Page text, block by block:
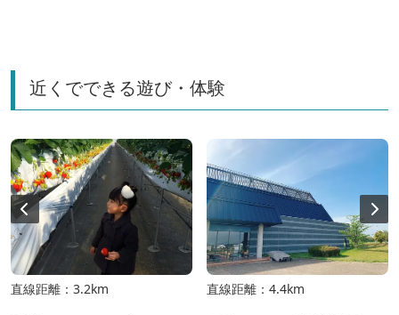
近くでできる遊び・体験
直線距離：3.2km 直線距離：4.4km